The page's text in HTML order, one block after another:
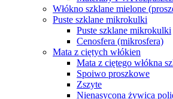
Włókno szklane mielone
Puste szklane mikrokulki
Puste szklane mikrokulki
Cenosfera (mikrosfera)
Mata z ciętych włókien
Mata z ciętego włókna
Spoiwo proszkowe
Zszyte
Nienasycona żywica